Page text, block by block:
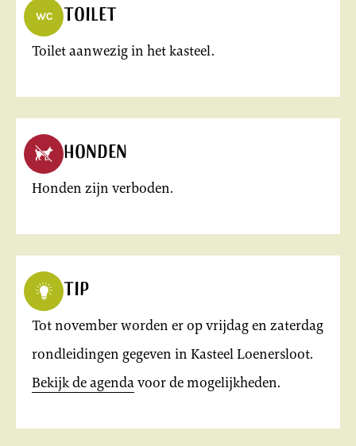
Toilet
Toilet aanwezig in het kasteel.
Honden
Honden zijn verboden.
Tip
Tot november worden er op vrijdag en zaterdag
rondleidingen gegeven in Kasteel Loenersloot.
Bekijk de agendavoor de mogelijkheden.